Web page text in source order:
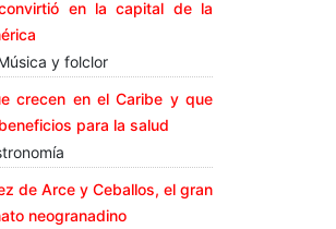
en la capital de la
y folclor
crecen en el Caribe y que
para la salud
de Arce y Ceballos, el gran
neogranadino